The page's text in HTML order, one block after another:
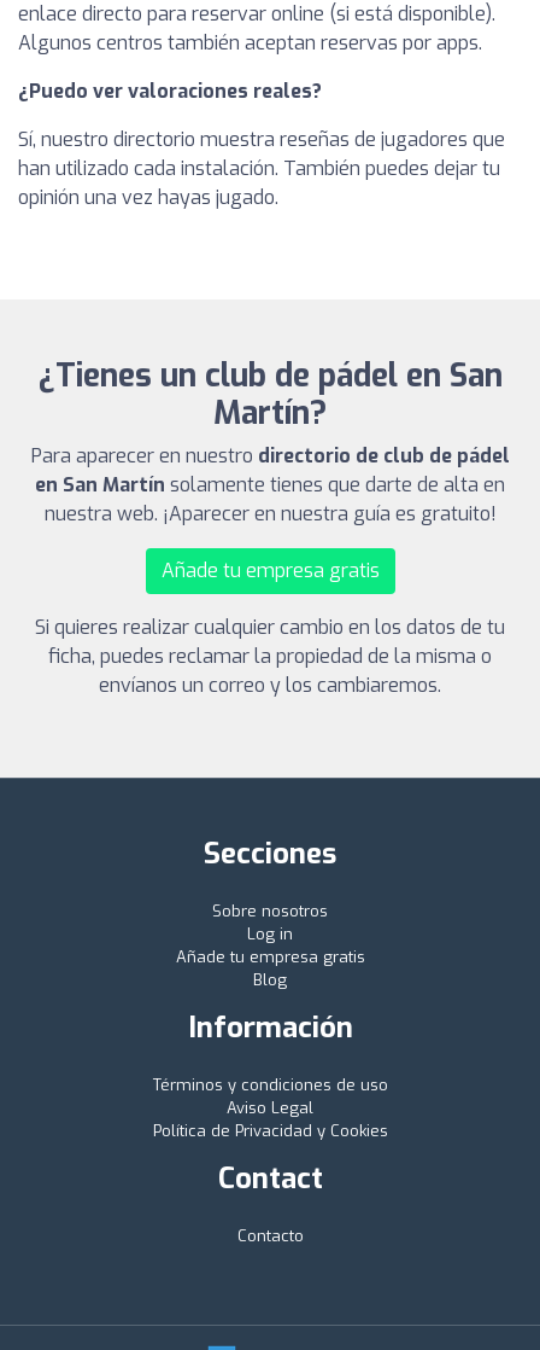
enlace directo para reservar online (si está disponible).
Algunos centros también aceptan reservas por apps.
¿Puedo ver valoraciones reales?
Sí, nuestro directorio muestra reseñas de jugadores que
han utilizado cada instalación. También puedes dejar tu
opinión una vez hayas jugado.
¿Tienes un club de pádel en San
Martín?
Para aparecer en nuestro directorio de club de pádel
en San Martín solamente tienes que darte de alta en
nuestra web. ¡Aparecer en nuestra guía es gratuito!
Añade tu empresa gratis
Si quieres realizar cualquier cambio en los datos de tu
ficha, puedes reclamar la propiedad de la misma o
envíanos un correo y los cambiaremos.
Secciones
Sobre nosotros
Log in
Añade tu empresa gratis
Blog
Información
Términos y condiciones de uso
Aviso Legal
Política de Privacidad y Cookies
Contact
Contacto